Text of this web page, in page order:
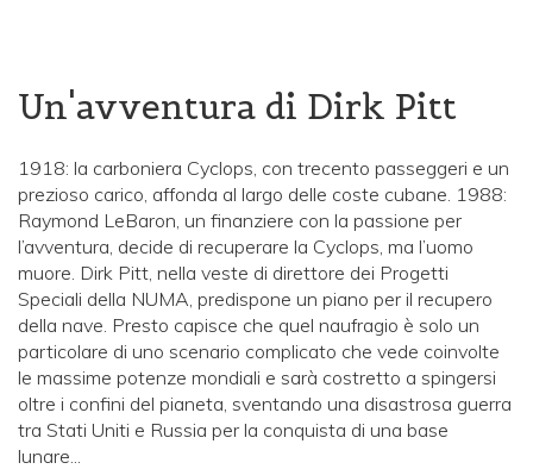
Un'avventura di Dirk Pitt
1918: la carboniera Cyclops, con trecento passeggeri e un
prezioso carico, affonda al largo delle coste cubane. 1988:
Raymond LeBaron, un finanziere con la passione per
l’avventura, decide di recuperare la Cyclops, ma l’uomo
muore. Dirk Pitt, nella veste di direttore dei Progetti
Speciali della NUMA, predispone un piano per il recupero
della nave. Presto capisce che quel naufragio è solo un
particolare di uno scenario complicato che vede coinvolte
le massime potenze mondiali e sarà costretto a spingersi
oltre i confini del pianeta, sventando una disastrosa guerra
tra Stati Uniti e Russia per la conquista di una base
lunare...